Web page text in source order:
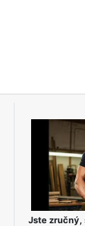
Jste zručný,